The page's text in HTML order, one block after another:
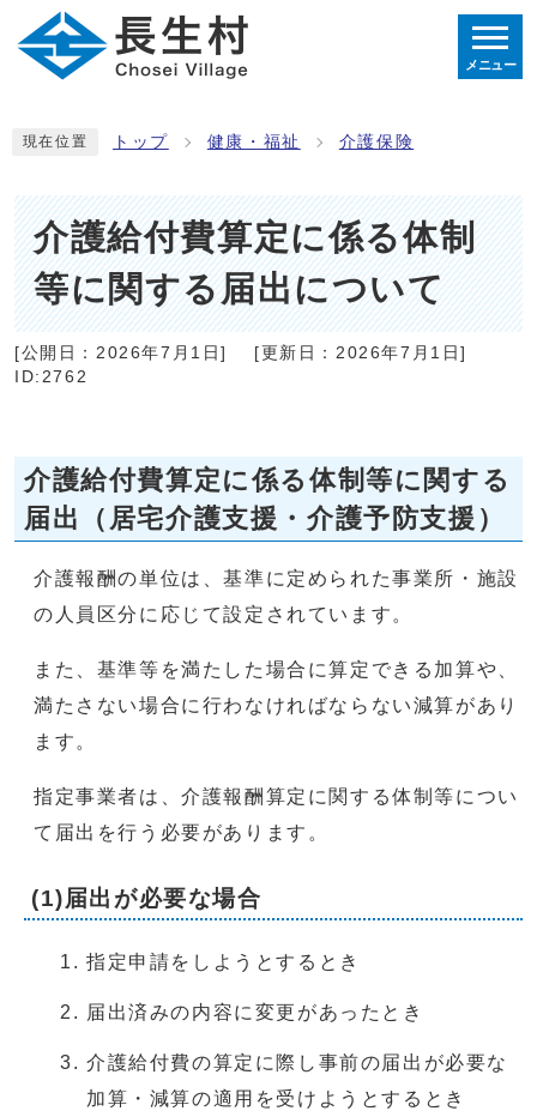
メニュー
現在位置 トップ 健康・福祉 介護保険
介護給付費算定に係る体制
等に関する届出について
[公開日： 2026年7月1日] [更新日：2026年7月1日]
ID:2762
介護給付費算定に係る体制等に関する
届出（居宅介護支援・介護予防支援）
介護報酬の単位は、基準に定められた事業所・施設
の人員区分に応じて設定されています。
また、基準等を満たした場合に算定できる加算や、
満たさない場合に行わなければならない減算があり
ます。
指定事業者は、介護報酬算定に関する体制等につい
て届出を行う必要があります。
(1)届出が必要な場合
指定申請をしようとするとき
届出済みの内容に変更があったとき
介護給付費の算定に際し事前の届出が必要な
加算・減算の適用を受けようとするとき